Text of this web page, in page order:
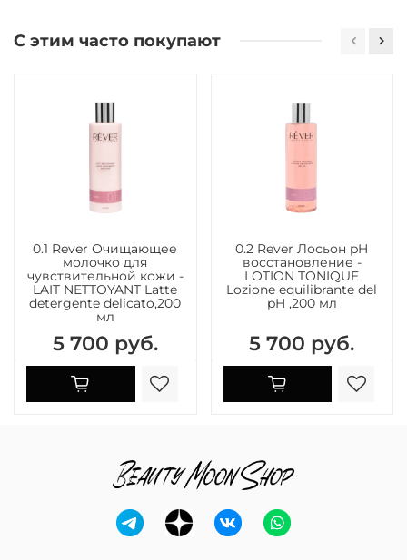
С этим часто покупают
0.1 Rever Очищающее
молочко для
чувствительной кожи -
LAIT NETTOYANT Latte
detergente delicato,200
мл
5 700 руб.
0.2 Rever Лосьон pH
восстановление -
LOTION TONIQUE
Lozione equilibrante del
pH ,200 мл
5 700 руб.